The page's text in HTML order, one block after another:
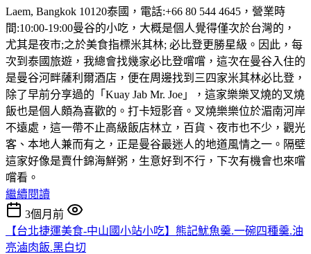
Laem, Bangkok 10120泰國，電話:+66 80 544 4645，營業時
間:10:00-19:00曼谷的小吃，大概是個人覺得僅次於台灣的，
尤其是夜市;之於美食指標米其林; 必比登更勝星級。因此，每
次到泰國旅遊，我總會找幾家必比登嚐嚐，這次在曼谷入住的
是曼谷河畔薩利爾酒店，便在周邊找到三四家米其林必比登，
除了早前分享過的「Kuay Jab Mr. Joe」，這家樂樂叉燒的叉燒
飯也是個人頗為喜歡的。打卡短影音。叉燒樂樂位於湄南河岸
不遠處，這一帶不止高級飯店林立，百貨、夜市也不少，觀光
客、本地人兼而有之，正是曼谷最迷人的地道風情之一。隔壁
這家好像是賣什錦海鮮粥，生意好到不行，下次有機會也來嚐
嚐看。
繼續閱讀
3個月前
【台北捷運美食-中山國小站小吃】熊記魷魚羹.一碗四種羹.油
亮滷肉飯.黑白切